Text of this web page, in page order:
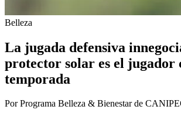
Belleza
La jugada defensiva
protector solar es el jugador
temporada
Por Programa Belleza & Bienestar de